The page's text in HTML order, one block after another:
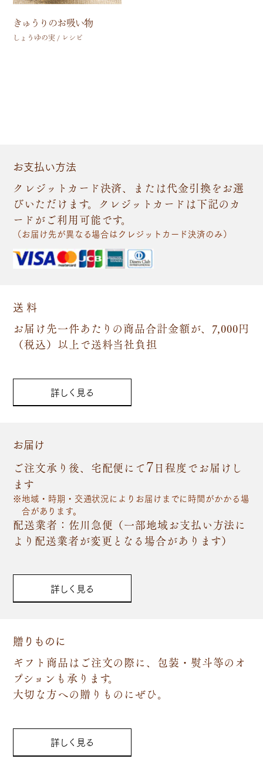
きゅうりのお吸い物
しょうゆの実 / レシピ
お支払い方法
クレジットカード決済、または代金引換をお選
びいただけます。クレジットカードは下記のカ
ードがご利用可能です。
（お届け先が異なる場合はクレジットカード決済のみ）
送 料
お届け先一件あたりの商品合計金額が、7,000円
（税込）以上で送料当社負担
詳しく見る
お届け
ご注文承り後、宅配便にて7日程度でお届けし
ます
地域・時期・交通状況によりお届けまでに時間がかかる場
合があります。
配送業者：佐川急便（一部地域お支払い方法に
より配送業者が変更となる場合があります）
詳しく見る
贈りものに
ギフト商品はご注文の際に、包装・熨斗等のオ
プションも承ります。
大切な方への贈りものにぜひ。
詳しく見る